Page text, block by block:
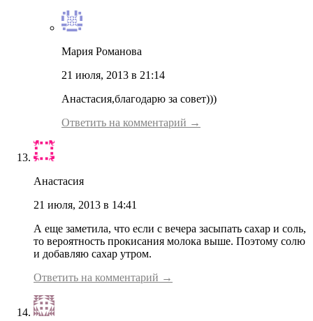
Мария Романова
21 июля, 2013 в 21:14
Анастасия,благодарю за совет)))
Ответить на комментарий →
Анастасия
21 июля, 2013 в 14:41
А еще заметила, что если с вечера засыпать сахар и соль,
то вероятность прокисания молока выше. Поэтому солю
и добавляю сахар утром.
Ответить на комментарий →